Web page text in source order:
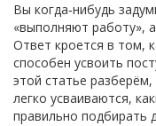
Вы когда‑нибудь
«выполняют работу»,
Ответ кроется в том,
способен усвоить
этой статье
легко усваиваются,
правильно подбирать